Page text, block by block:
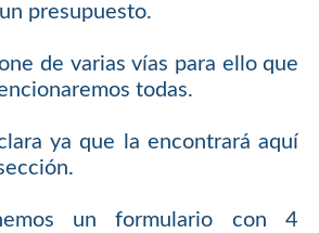
presupuesto.
de varias vías para ello que
todas.
ya que la encontrará aquí
un formulario con 4